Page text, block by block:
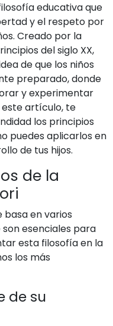
educativa que
y el respeto por
Creado por la
del siglo XX,
de que los niños
preparado, donde
y experimentar
este artículo, te
los principios
puedes aplicarlos en
de tus hijos.
de la
basa en varios
esenciales para
esta filosofía en la
los más
de su